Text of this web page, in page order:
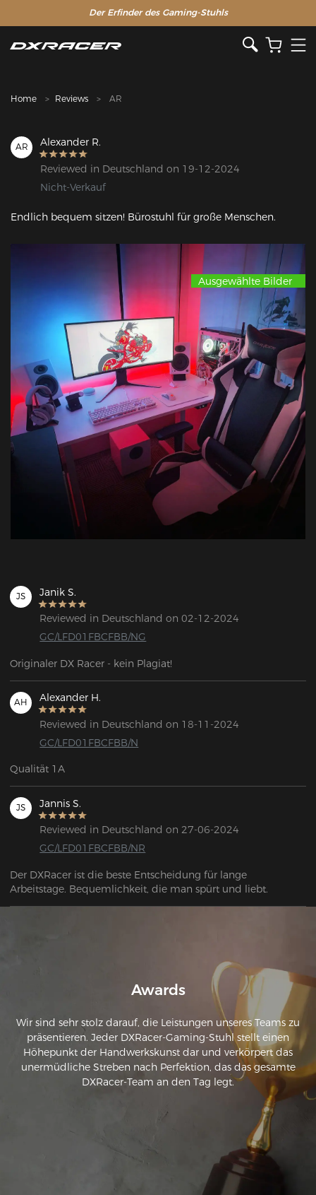
Der Erfinder des Gaming-Stuhls
Home Reviews AR
AR Alexander R.
Reviewed in Deutschland on 19-12-2024
Nicht-Verkauf
Endlich bequem sitzen! Bürostuhl für große Menschen.
Ausgewählte Bilder
JS Janik S.
Reviewed in Deutschland on 02-12-2024
GC/LFD01FBCFBB/NG
Originaler DX Racer - kein Plagiat!
AH Alexander H.
Reviewed in Deutschland on 18-11-2024
GC/LFD01FBCFBB/N
Qualität 1A
JS Jannis S.
Reviewed in Deutschland on 27-06-2024
GC/LFD01FBCFBB/NR
Der DXRacer ist die beste Entscheidung für lange
Arbeitstage. Bequemlichkeit, die man spürt und liebt.
Awards
Wir sind sehr stolz darauf, die Leistungen unseres Teams zu
präsentieren. Jeder DXRacer-Gaming-Stuhl stellt einen
Höhepunkt der Handwerkskunst dar und verkörpert das
unermüdliche Streben nach Perfektion, das das gesamte
DXRacer-Team an den Tag legt.